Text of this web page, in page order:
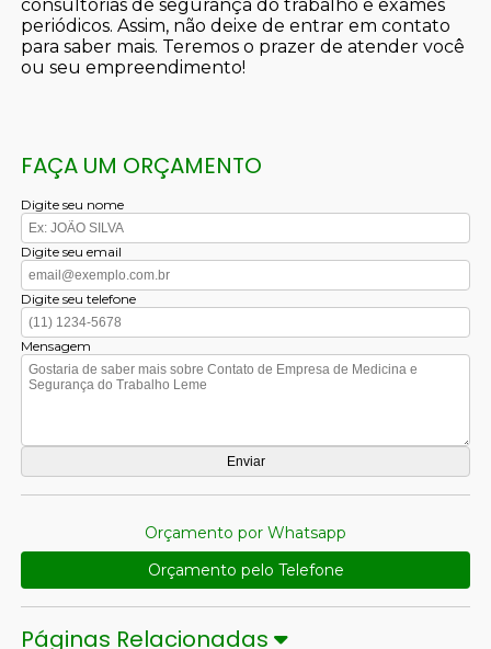
consultorias de segurança do trabalho e exames
periódicos. Assim, não deixe de entrar em contato
para saber mais. Teremos o prazer de atender você
ou seu empreendimento!
FAÇA UM ORÇAMENTO
Digite seu nome
Digite seu email
Digite seu telefone
Mensagem
Orçamento por Whatsapp
Orçamento pelo Telefone
Páginas Relacionadas